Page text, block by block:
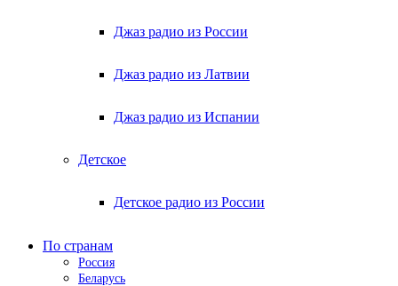
Джаз радио из России
Джаз радио из Латвии
Джаз радио из Испании
Детское
Детское радио из России
По странам
Россия
Беларусь